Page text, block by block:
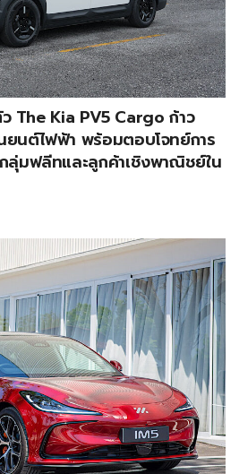
The Kia PV5 Cargo ก้าว
นต์ไฟฟ้า พร้อมตอบโจทย์การ
ลุ่มฟลีทและลูกค้าเชิงพาณิชย์ใน